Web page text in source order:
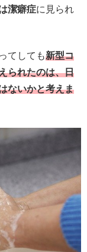
潔癖症に見られ
てしても新型コ
られたのは、日
ないかと考えま